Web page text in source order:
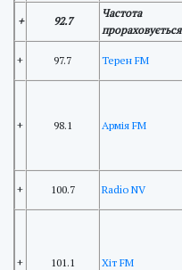
+ 92.7
Частота
прораховується
+ 97.7 Терен FM
+ 98.1 Армія FM
+ 100.7 Radio NV
+ 101.1 Хіт FM